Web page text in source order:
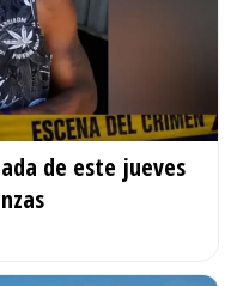
de este jueves